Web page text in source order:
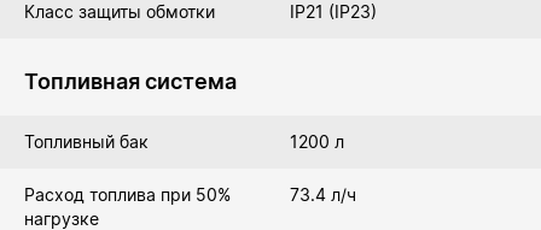
Класс защиты обмотки IP21 (IP23)
Топливная система
Топливный бак 1200 л
Расход топлива при 50%
нагрузке
73.4 л/ч